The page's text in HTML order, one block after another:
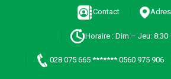
Contact
Horaire : Dim – Jeu: 8:30
028 075 665 ******* 0560 975 906